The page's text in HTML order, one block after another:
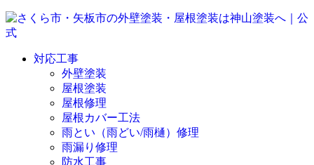
対応工事
外壁塗装
屋根塗装
屋根修理
屋根カバー工法
雨とい（雨どい/雨樋）修理
雨漏り修理
防水工事